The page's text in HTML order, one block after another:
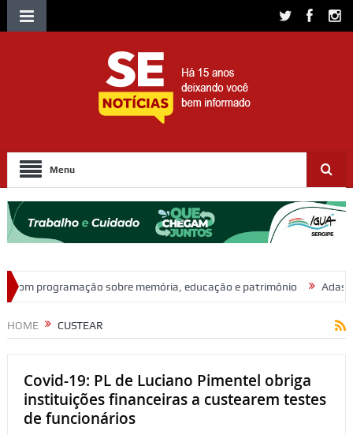
Menu
memória, educação e patrimônio Adasfa e Shopping Jardins
HOME CUSTEAR
Covid-19: PL de Luciano Pimentel obriga
instituições financeiras a custearem testes
de funcionários